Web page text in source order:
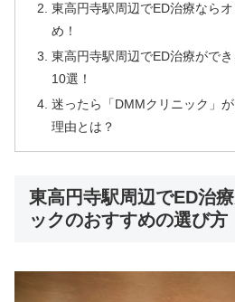
東高円寺駅周辺でED治療なら
め！
東高円寺駅周辺でED治療がで
10選！
迷ったら「DMMクリニック」
理由とは？
東高円寺駅周辺でED治
ックのおすすめの選び方